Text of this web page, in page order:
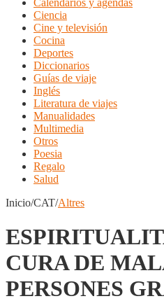
Calendarios y agendas
Ciencia
Cine y televisión
Cocina
Deportes
Diccionarios
Guías de viaje
Inglés
Literatura de viajes
Manualidades
Multimedia
Otros
Poesia
Regalo
Salud
Inicio/CAT/Altres
CURA DE
PERSONES